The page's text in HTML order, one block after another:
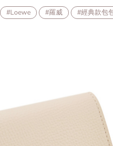
#Loewe #羅威 #經典款包